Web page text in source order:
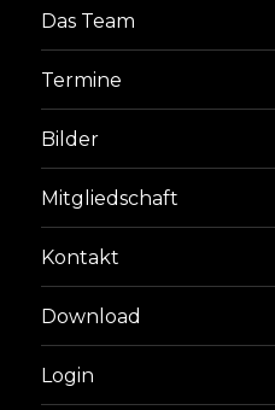
Das Team
Termine
Bilder
Mitgliedschaft
Kontakt
Download
Login